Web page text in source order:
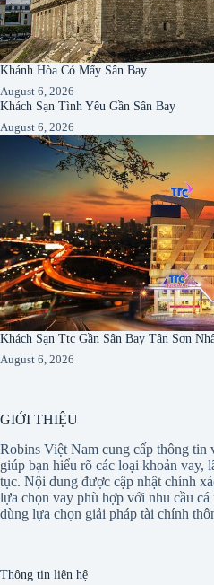
Khánh Hòa Có Mấy Sân Bay
August 6, 2026
Khách Sạn Tình Yêu Gần Sân Bay
August 6, 2026
Khách Sạn Ttc Gần Sân Bay Tân Sơn
August 6, 2026
GIỚI THIỆU
Robins Việt Nam cung cấp thông tin
giúp bạn hiểu rõ các loại khoản vay,
tục. Nội dung được cập nhật chính
lựa chọn vay phù hợp với nhu cầu
dùng lựa chọn giải pháp tài chính
Thông tin liên hệ